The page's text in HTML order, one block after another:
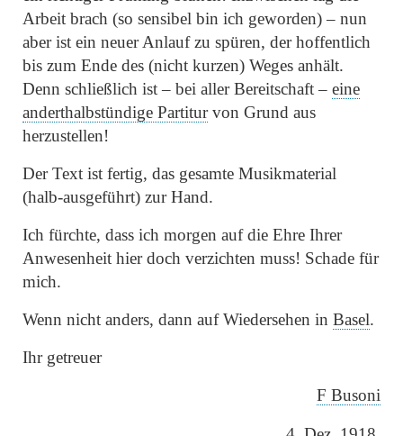
Arbeit brach (so sensibel bin ich geworden) – nun
aber ist ein neuer Anlauf zu spüren, der hoffentlich
bis zum Ende des (nicht kurzen) Weges anhält.
Denn schließlich ist – bei aller Bereitschaft – eine
anderthalbstündige Partiturvon Grund aus
herzustellen!
Der Text ist fertig, das gesamte Musikmaterial
(halb-ausgeführt) zur Hand.
Ich fürchte, dass ich morgen auf die Ehre Ihrer
Anwesenheit hier doch verzichten muss! Schade für
mich.
Wenn nicht anders, dann auf Wiedersehen in Basel.
Ihr getreuer
F Busoni